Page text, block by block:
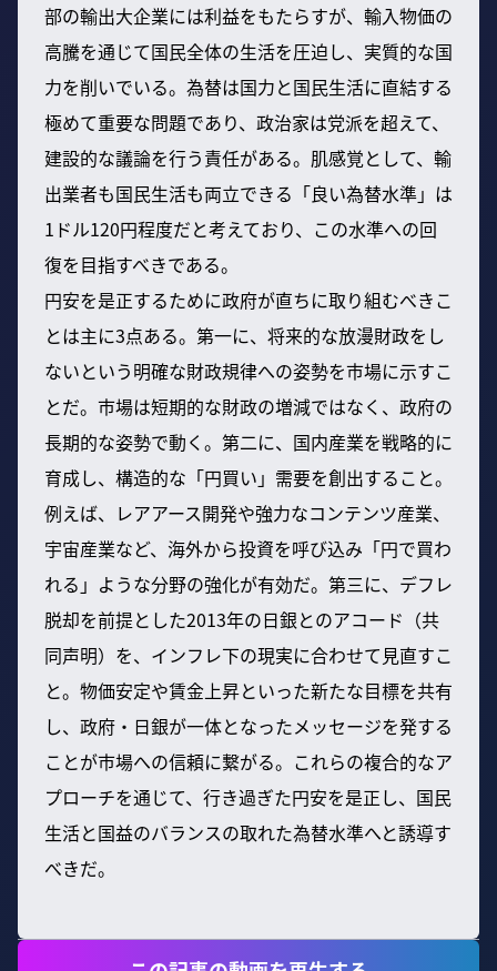
部の輸出大企業には利益をもたらすが、輸入物価の
高騰を通じて国民全体の生活を圧迫し、実質的な国
力を削いでいる。為替は国力と国民生活に直結する
極めて重要な問題であり、政治家は党派を超えて、
建設的な議論を行う責任がある。肌感覚として、輸
出業者も国民生活も両立できる「良い為替水準」は
1ドル120円程度だと考えており、この水準への回
復を目指すべきである。
円安を是正するために政府が直ちに取り組むべきこ
とは主に3点ある。第一に、将来的な放漫財政をし
ないという明確な財政規律への姿勢を市場に示すこ
とだ。市場は短期的な財政の増減ではなく、政府の
長期的な姿勢で動く。第二に、国内産業を戦略的に
育成し、構造的な「円買い」需要を創出すること。
例えば、レアアース開発や強力なコンテンツ産業、
宇宙産業など、海外から投資を呼び込み「円で買わ
れる」ような分野の強化が有効だ。第三に、デフレ
脱却を前提とした2013年の日銀とのアコード（共
同声明）を、インフレ下の現実に合わせて見直すこ
と。物価安定や賃金上昇といった新たな目標を共有
し、政府・日銀が一体となったメッセージを発する
ことが市場への信頼に繋がる。これらの複合的なア
プローチを通じて、行き過ぎた円安を是正し、国民
生活と国益のバランスの取れた為替水準へと誘導す
べきだ。